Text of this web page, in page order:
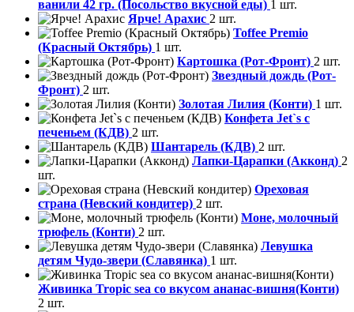
ванили 42 гр. (Посольство вкусной еды) 1 шт.
Ярче! Арахис 2 шт.
Toffee Premio
(Красный Октябрь) 1 шт.
Картошка (Рот-Фронт) 2 шт.
Звездный дождь (Рот-
Фронт) 2 шт.
Золотая Лилия (Конти) 1 шт.
Конфета Jet`s с
печеньем (КДВ) 2 шт.
Шантарель (КДВ) 2 шт.
Лапки-Царапки (Акконд) 2
шт.
Ореховая
страна (Невский кондитер) 2 шт.
Моне, молочный
трюфель (Конти) 2 шт.
Левушка
детям Чудо-звери (Славянка) 1 шт.
Живинка Tropic sea со вкусом ананас-вишня(Конти)
2 шт.